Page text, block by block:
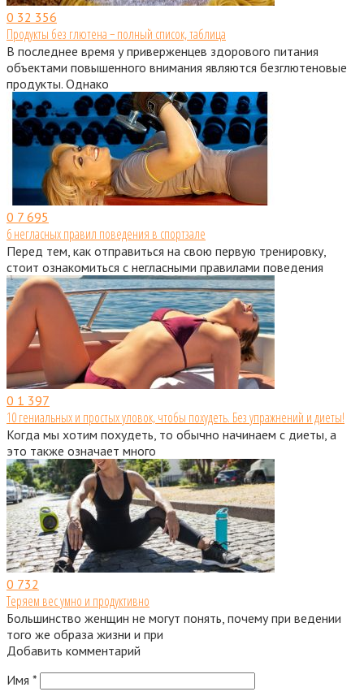
0 32 356
Продукты без глютена − полный список, таблица
В последнее время у приверженцев здорового питания
объектами повышенного внимания являются безглютеновые
продукты. Однако
0 7 695
6 негласных правил поведения в спортзале
Перед тем, как отправиться на свою первую тренировку,
стоит ознакомиться с негласными правилами поведения
0 1 397
10 гениальных и простых уловок, чтобы похудеть. Без упражнений и диеты!
Когда мы хотим похудеть, то обычно начинаем с диеты, а
это также означает много
0 732
Теряем вес умно и продуктивно
Большинство женщин не могут понять, почему при ведении
того же образа жизни и при
Добавить комментарий
Имя *